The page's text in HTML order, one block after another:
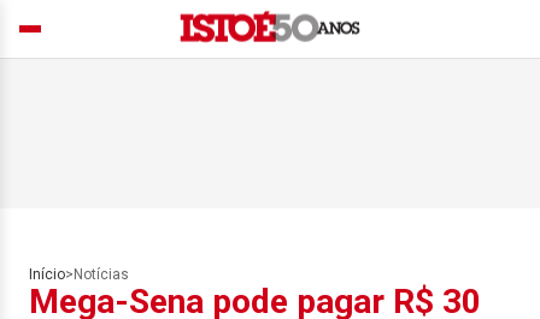
Início> Notícias
Mega-Sena pode pagar R$ 30